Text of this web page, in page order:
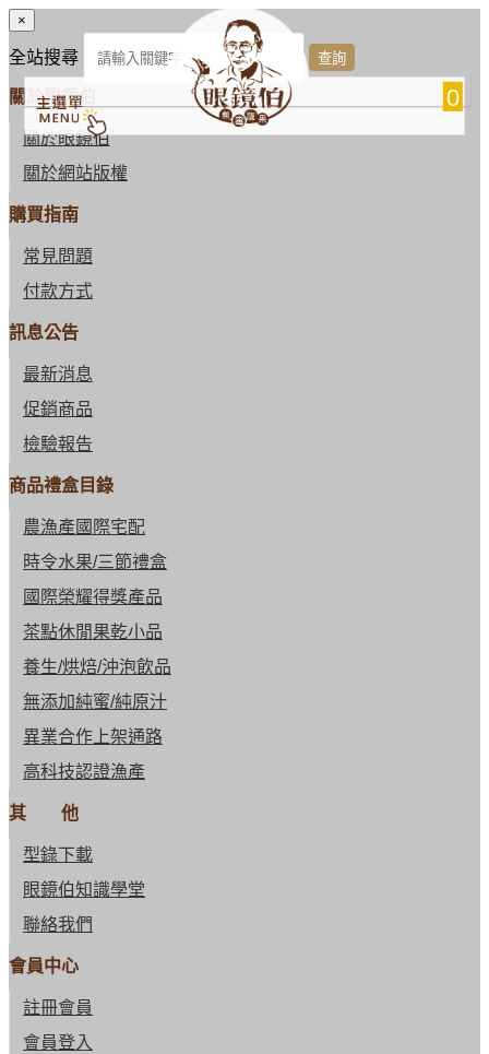
0
×
全站搜尋
關於眼鏡伯
關於眼鏡伯
關於網站版權
購買指南
常見問題
付款方式
訊息公告
最新消息
促銷商品
檢驗報告
商品禮盒目錄
農漁產國際宅配
時令水果/三節禮盒
國際榮耀得獎產品
茶點休閒果乾小品
養生/烘焙/沖泡飲品
無添加純蜜/純原汁
異業合作上架通路
高科技認證漁產
其 他
型錄下載
眼鏡伯知識學堂
聯絡我們
會員中心
註冊會員
會員登入